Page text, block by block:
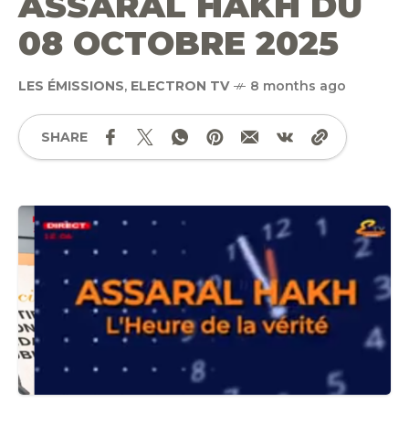
08 OCTOBRE 2025
LES ÉMISSIONS, ELECTRON TV 8 months ago
SHARE